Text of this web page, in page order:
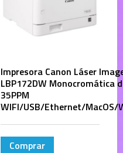
Impresora Canon Láser
LBP172DW Monocromática
35PPM
WIFI/USB/Ethernet/MacOS/
Comprar